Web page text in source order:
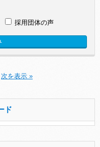
採用団体の声
次を表示 »
ド